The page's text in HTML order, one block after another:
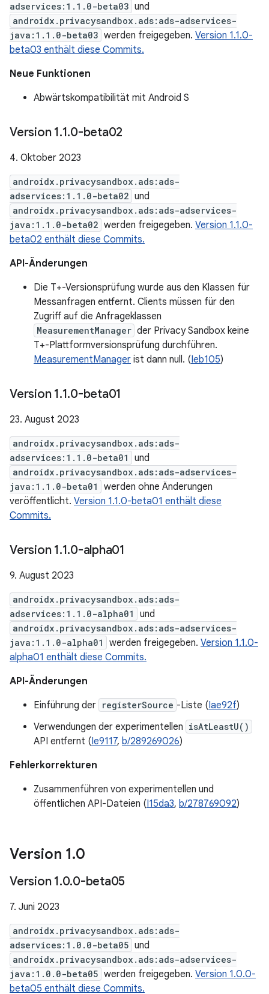
adservices:1.1.0-beta03 und
androidx.privacysandbox.ads:ads-adservices-
java:1.1.0-beta03 werden freigegeben. Version 1.1.0-
beta03 enthält diese Commits.
Neue Funktionen
Abwärtskompatibilität mit Android S
Version 1.1.0-beta02
4. Oktober 2023
androidx.privacysandbox.ads:ads-
adservices:1.1.0-beta02 und
androidx.privacysandbox.ads:ads-adservices-
java:1.1.0-beta02 werden freigegeben. Version 1.1.0-
beta02 enthält diese Commits.
API-Änderungen
Die T+-Versionsprüfung wurde aus den Klassen für
Messanfragen entfernt. Clients müssen für den
Zugriff auf die Anfrageklassen
MeasurementManager der Privacy Sandbox keine
T+-Plattformversionsprüfung durchführen.
MeasurementManager ist dann null. (Ieb105)
Version 1.1.0-beta01
23. August 2023
androidx.privacysandbox.ads:ads-
adservices:1.1.0-beta01
und
androidx.privacysandbox.ads:ads-adservices-
java:1.1.0-beta01
werden ohne Änderungen
veröffentlicht. Version 1.1.0-beta01 enthält diese
Commits.
Version 1.1.0-alpha01
9. August 2023
androidx.privacysandbox.ads:ads-
adservices:1.1.0-alpha01
und
androidx.privacysandbox.ads:ads-adservices-
java:1.1.0-alpha01
werden freigegeben. Version 1.1.0-
alpha01 enthält diese Commits.
API-Änderungen
Einführung der registerSource -Liste (Iae92f)
Verwendungen der experimentellen isAtLeastU()
API entfernt (Ie9117, b/289269026)
Fehlerkorrekturen
Zusammenführen von experimentellen und
öffentlichen API-Dateien (I15da3, b/278769092)
Version 1.0
Version 1.0.0-beta05
7. Juni 2023
androidx.privacysandbox.ads:ads-
adservices:1.0.0-beta05 und
androidx.privacysandbox.ads:ads-adservices-
java:1.0.0-beta05 werden freigegeben. Version 1.0.0-
beta05 enthält diese Commits.